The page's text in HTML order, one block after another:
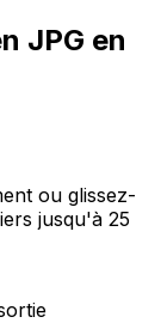
JPG en
ou glissez-
jusqu'à 25